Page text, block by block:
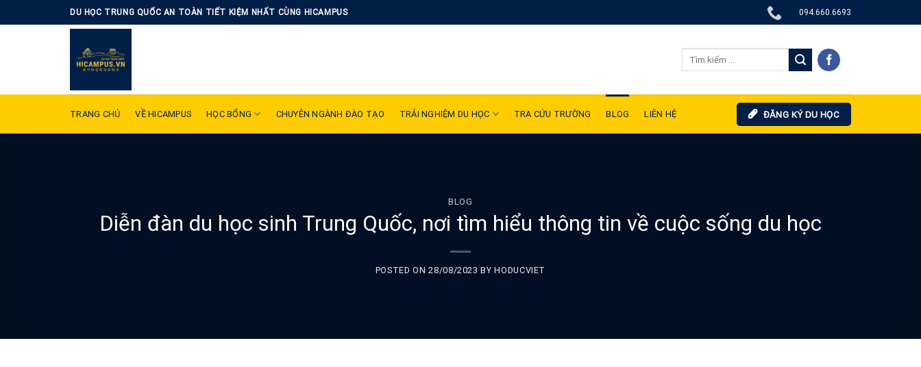
to
DU HỌC TRUNG QUỐC AN TOÀN TIẾT KIỆM NHẤT CÙNG HICAMPUS 094.660.6693
TRANG CHỦ VỀ HICAMPUS HỌC BỔNG CHUYÊN NGÀNH ĐÀO TẠO TRẢI NGHIỆM DU HỌC TRA CỨU TRƯỜNG BLOG LIÊN HỆ ĐĂNG KÝ DU HỌC
BLOG
Diễn đàn du học sinh Trung Quốc, nơi tìm hiểu thông tin về cuộc sống du học
POSTED ON28/08/2023 BYHODUCVIET